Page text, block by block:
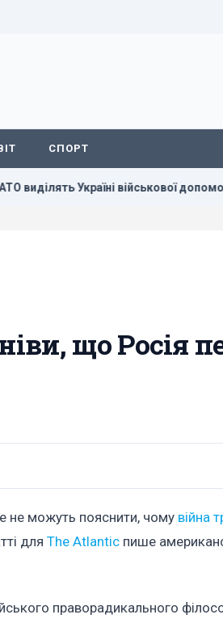
СПОРТ
Україні військової допомоги
що Росія
не можуть пояснити, чому війна
для The Atlantic пише
праворадикального